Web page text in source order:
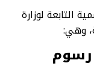
التابعة لوزارة
وهي:
رسوم